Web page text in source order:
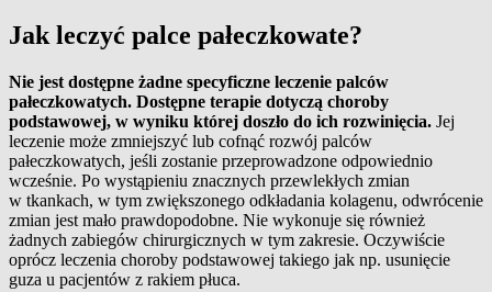
Jak leczyć palce pałeczkowate?
Nie jest dostępne żadne specyficzne leczenie palców
pałeczkowatych. Dostępne terapie dotyczą choroby
podstawowej, w wyniku której doszło do ich rozwinięcia. Jej
leczenie może zmniejszyć lub cofnąć rozwój palców
pałeczkowatych, jeśli zostanie przeprowadzone odpowiednio
wcześnie. Po wystąpieniu znacznych przewlekłych zmian
w tkankach, w tym zwiększonego odkładania kolagenu, odwrócenie
zmian jest mało prawdopodobne. Nie wykonuje się również
żadnych zabiegów chirurgicznych w tym zakresie. Oczywiście
oprócz leczenia choroby podstawowej takiego jak np. usunięcie
guza u pacjentów z rakiem płuca.